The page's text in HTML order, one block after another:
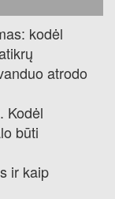
kodėl
atrodo
Kodėl
būti
ir kaip